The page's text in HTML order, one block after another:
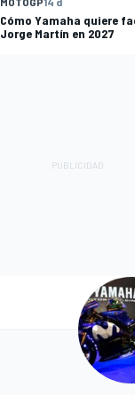
Cómo Yamaha quiere
Jorge Martín en 2027